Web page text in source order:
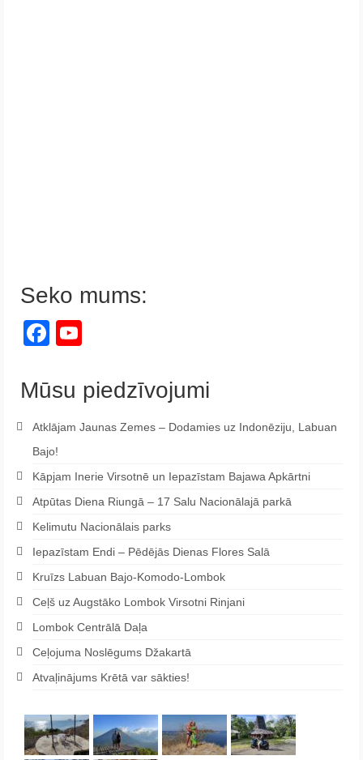
Seko mums:
Facebook
Mūsu piedzīvojumi
Atklājam Jaunas Zemes – Dodamies uz Indonēziju, Labuan
Bajo!
Kāpjam Inerie Virsotnē un Iepazīstam Bajawa Apkārtni
Atpūtas Diena Riungā – 17 Salu Nacionālajā parkā
Kelimutu Nacionālais parks
Iepazīstam Endi – Pēdējās Dienas Flores Salā
Kruīzs Labuan Bajo-Komodo-Lombok
Ceļš uz Augstāko Lombok Virsotni Rinjani
Lombok Centrālā Daļa
Ceļojuma Noslēgums Džakartā
Atvaļinājums Krētā var sākties!